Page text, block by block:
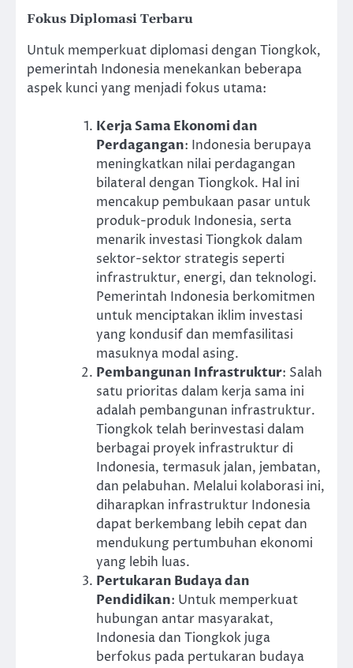
Fokus Diplomasi Terbaru
Untuk memperkuat diplomasi dengan Tiongkok,
pemerintah Indonesia menekankan beberapa
aspek kunci yang menjadi fokus utama:
Kerja Sama Ekonomi dan
Perdagangan: Indonesia berupaya
meningkatkan nilai perdagangan
bilateral dengan Tiongkok. Hal ini
mencakup pembukaan pasar untuk
produk-produk Indonesia, serta
menarik investasi Tiongkok dalam
sektor-sektor strategis seperti
infrastruktur, energi, dan teknologi.
Pemerintah Indonesia berkomitmen
untuk menciptakan iklim investasi
yang kondusif dan memfasilitasi
masuknya modal asing.
Pembangunan Infrastruktur: Salah
satu prioritas dalam kerja sama ini
adalah pembangunan infrastruktur.
Tiongkok telah berinvestasi dalam
berbagai proyek infrastruktur di
Indonesia, termasuk jalan, jembatan,
dan pelabuhan. Melalui kolaborasi ini,
diharapkan infrastruktur Indonesia
dapat berkembang lebih cepat dan
mendukung pertumbuhan ekonomi
yang lebih luas.
Pertukaran Budaya dan
Pendidikan: Untuk memperkuat
hubungan antar masyarakat,
Indonesia dan Tiongkok juga
berfokus pada pertukaran budaya